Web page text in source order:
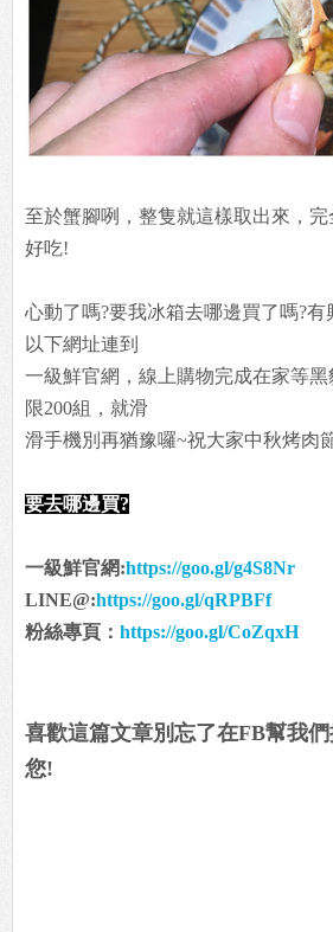
至於蟹腳咧，整隻就這樣取出來，完
好吃!
心動了嗎?要我冰箱去哪邊買了嗎?
以下網址連到
一級鮮官網，線上購物完成在家等
限200組，就滑
滑手機別再猶豫囉~祝大家中秋烤肉
要去哪邊買?
一級鮮官網:https://goo.gl/g4S8Nr
LINE@:https://goo.gl/qRPBFf
粉絲專頁： https://goo.gl/CoZqxH
喜歡這篇文章別忘了在FB幫我
您!